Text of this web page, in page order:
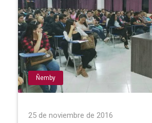
Ñemby
25 de noviembre de 2016